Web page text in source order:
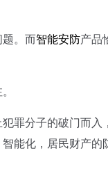
。而智能安防产品
罪分子的破门而入
能化，居民财产的